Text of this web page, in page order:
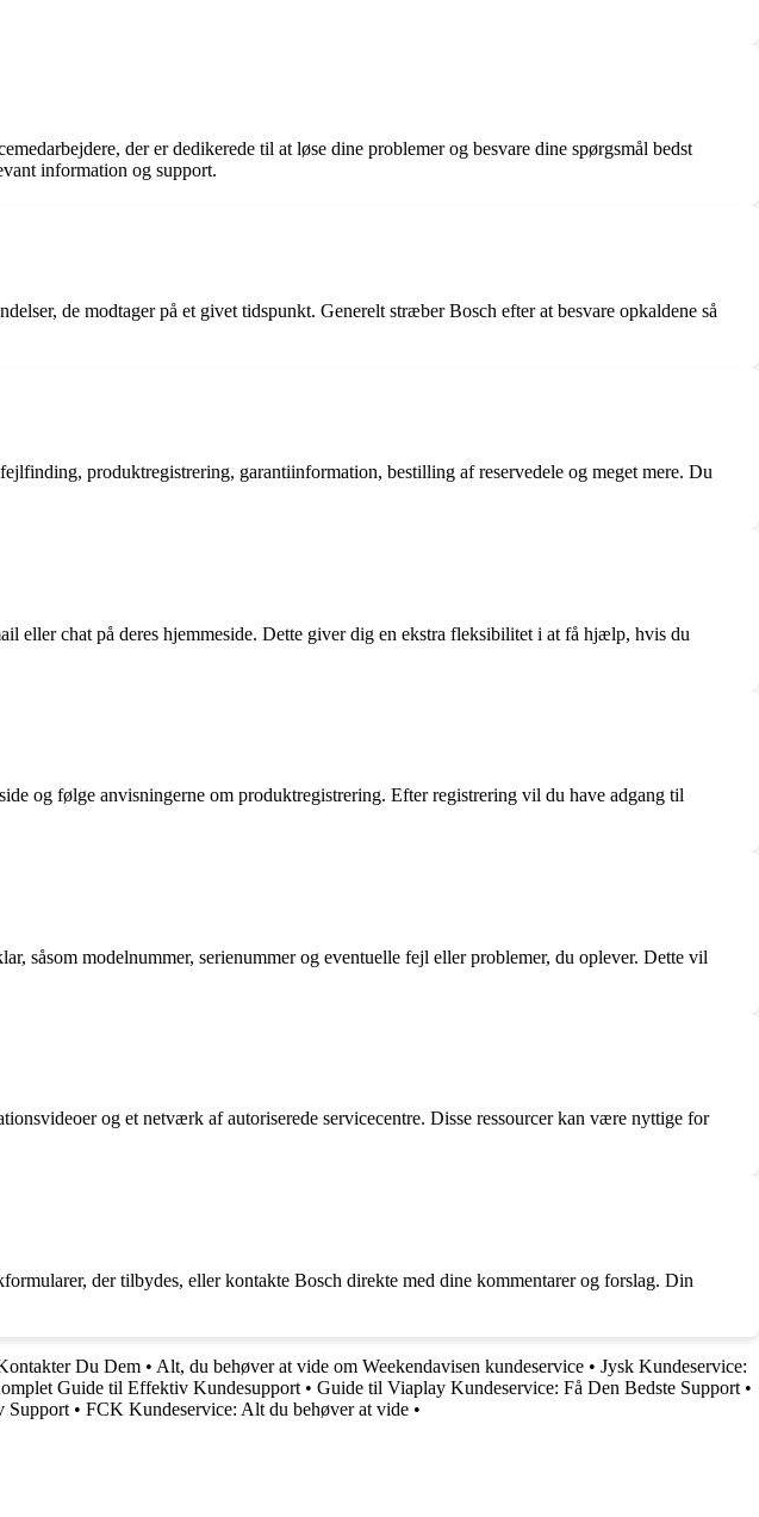
der er dedikerede til at løse dine problemer og besvare dine spørgsmål bedst
information og support.
de modtager på et givet tidspunkt. Generelt stræber Bosch efter at besvare opkaldene så
produktregistrering, garantiinformation, bestilling af reservedele og meget mere. Du
eller chat på deres hjemmeside. Dette giver dig en ekstra fleksibilitet i at få hjælp, hvis du
og følge anvisningerne om produktregistrering. Efter registrering vil du have adgang til
såsom modelnummer, serienummer og eventuelle fejl eller problemer, du oplever. Dette vil
og et netværk af autoriserede servicecentre. Disse ressourcer kan være nyttige for
der tilbydes, eller kontakte Bosch direkte med dine kommentarer og forslag. Din
Du Dem • Alt, du behøver at vide om Weekendavisen kundeservice • Jysk Kundeservice:
Guide til Effektiv Kundesupport • Guide til Viaplay Kundeservice: Få Den Bedste Support •
Support • FCK Kundeservice: Alt du behøver at vide •